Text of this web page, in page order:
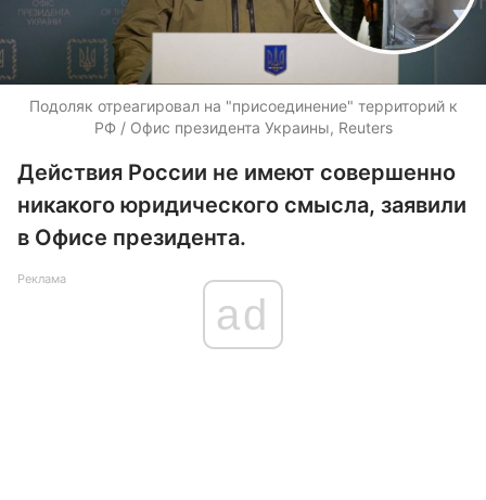
Подоляк отреагировал на "присоединение" территорий к
РФ / Офис президента Украины, Reuters
Действия России не имеют совершенно
никакого юридического смысла, заявили
в Офисе президента.
Реклама
ad